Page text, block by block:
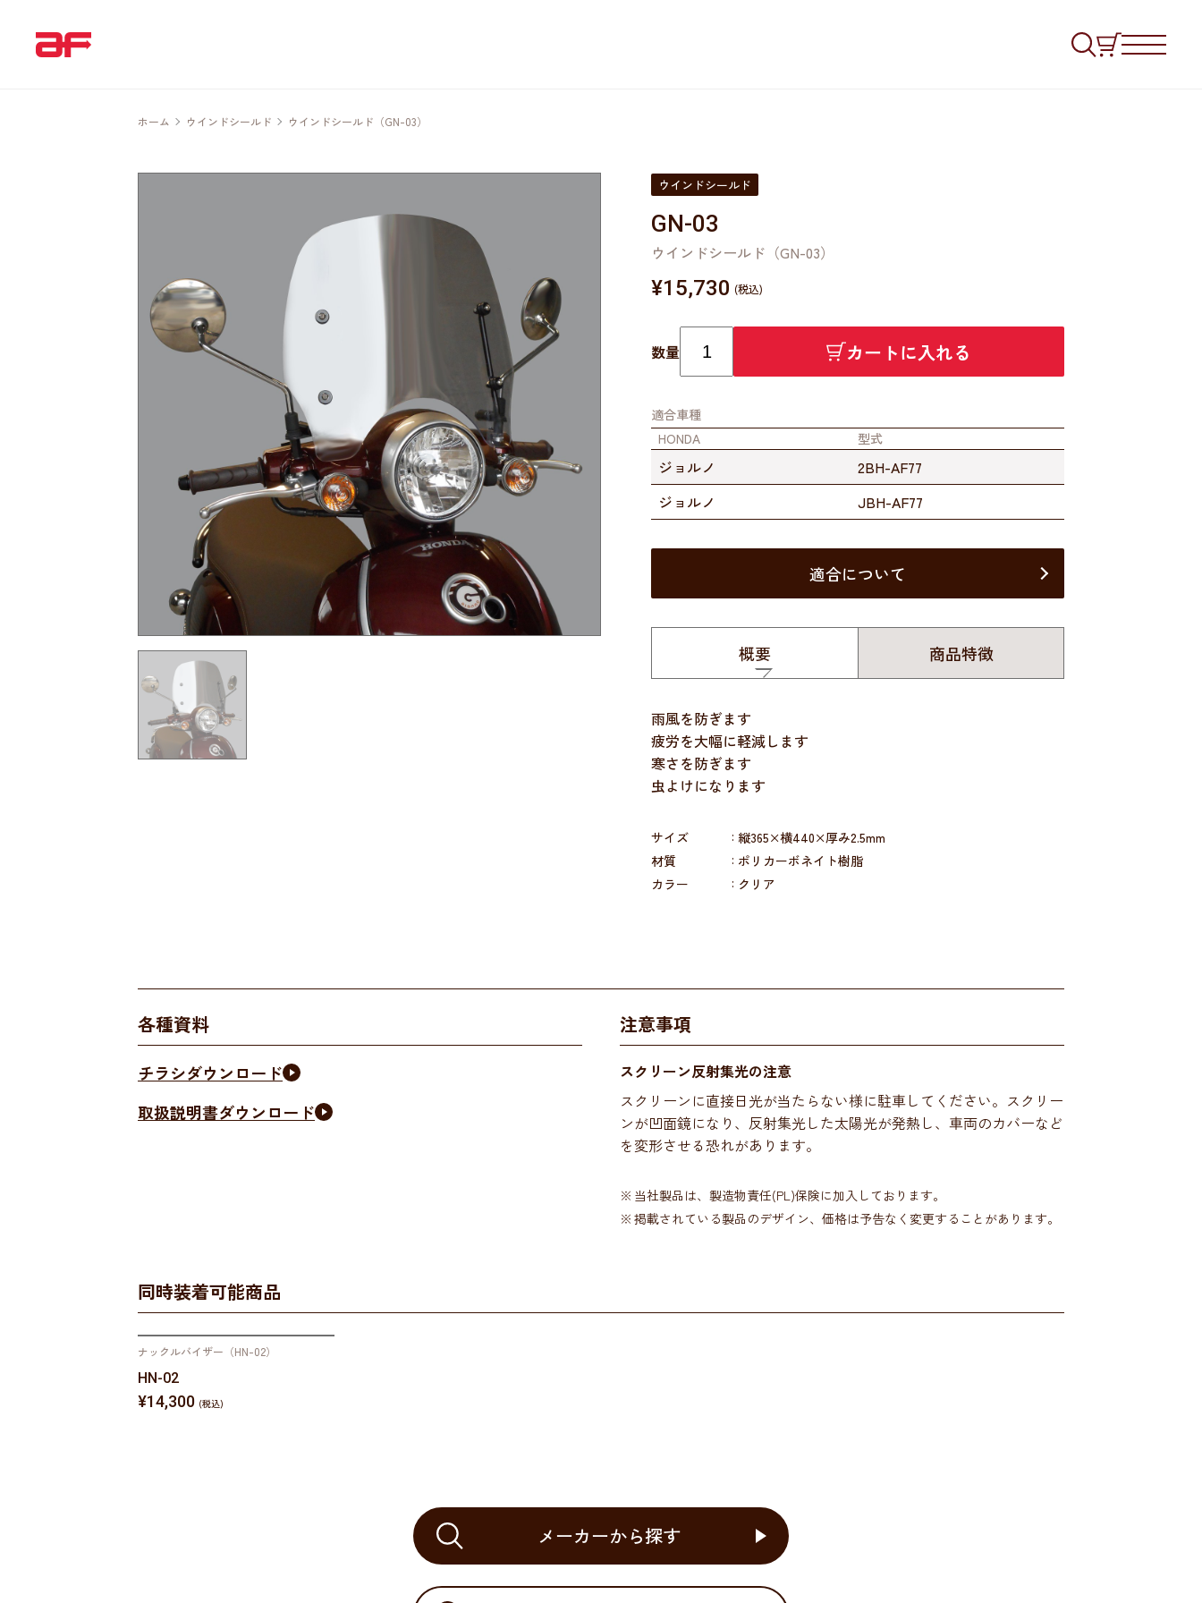
ホーム ウインドシールド ウインドシールド（GN-03）
ウインドシールド
GN-03
ウインドシールド（GN-03）
¥15,730
数量 カートに入れる
適合車種
HONDA
型式
ジョルノ
2BH-AF77
ジョルノ
JBH-AF77
適合について
概要 商品特徴
雨風を防ぎます
疲労を大幅に軽減します
寒さを防ぎます
虫よけになります
サイズ
縦365×横440×厚み2.5mm
材質
ポリカーボネイト樹脂
カラー
クリア
各種資料
チラシダウンロード
取扱説明書ダウンロード
注意事項
スクリーン反射集光の注意
スクリーンに直接日光が当たらない様に駐車してください。スクリー
ンが凹面鏡になり、反射集光した太陽光が発熱し、車両のカバーなど
を変形させる恐れがあります。
当社製品は、製造物責任(PL)保険に加入しております。
掲載されている製品のデザイン、価格は予告なく変更することがあります。
同時装着可能商品
ナックルバイザー（HN-02）
HN-02
¥14,300
メーカーから探す